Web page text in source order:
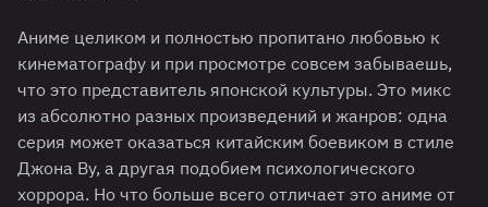
Аниме целиком и полностью пропитано любовью к
кинематографу и при просмотре совсем забываешь,
что это представитель японской культуры. Это микс
из абсолютно разных произведений и жанров: одна
серия может оказаться китайским боевиком в стиле
Джона Ву, а другая подобием психологического
хоррора. Но что больше всего отличает это аниме от